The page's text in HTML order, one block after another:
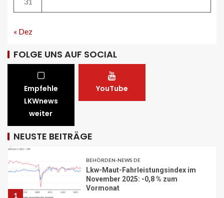
« Dez
FOLGE UNS AUF SOCIAL
Empfehle
LKWnews
weiter
YouTube
NEUSTE BEITRÄGE
29
der 2. Röhre des Gubristtunnels
1
VERBANDS-NEWS AT
ÖAMTC: Markus Ludvik ist neuer
Präsident des Mobilitätsclubs